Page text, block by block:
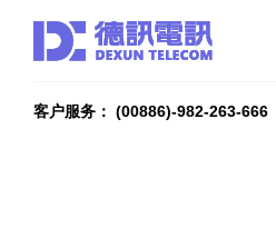
客户服务： (00886)-982-263-666